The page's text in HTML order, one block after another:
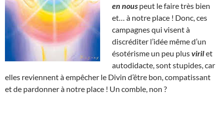
en nous peut le faire très bien
et… à notre place ! Donc, ces
campagnes qui visent à
discréditer l’idée même d’un
ésotérisme un peu plusvirilet
autodidacte, sont stupides, car
elles reviennent à empêcher le Divin d’être bon, compatissant
et de pardonner à notre place ! Un comble, non ?